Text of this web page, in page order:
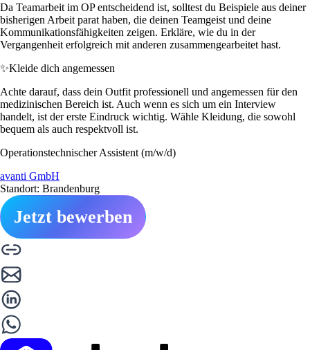
Da Teamarbeit im OP entscheidend ist, solltest du Beispiele aus deiner
bisherigen Arbeit parat haben, die deinen Teamgeist und deine
Kommunikationsfähigkeiten zeigen. Erkläre, wie du in der
Vergangenheit erfolgreich mit anderen zusammengearbeitet hast.
✨Kleide dich angemessen
Achte darauf, dass dein Outfit professionell und angemessen für den
medizinischen Bereich ist. Auch wenn es sich um ein Interview
handelt, ist der erste Eindruck wichtig. Wähle Kleidung, die sowohl
bequem als auch respektvoll ist.
Operationstechnischer Assistent (m/w/d)
avanti GmbH
Standort: Brandenburg
Jetzt bewerben